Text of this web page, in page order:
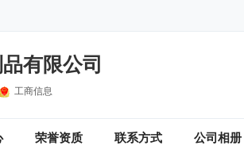
有限公司
工商信息
荣誉资质 联系方式 公司相册